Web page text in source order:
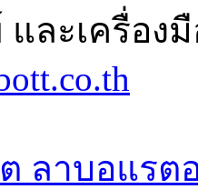
และเครื่อง
ลาบอแรต